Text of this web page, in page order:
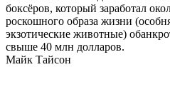
боксёров, который заработал
роскошного образа жизни
экзотические животные)
свыше 40 млн долларов.
Майк Тайсон